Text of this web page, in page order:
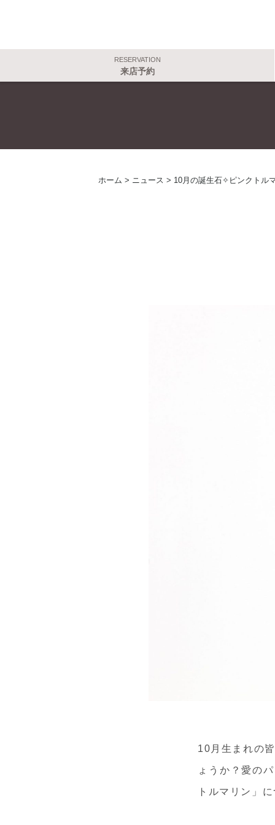
RESERVATION
来店予約
ホーム > ニュース > 10月の誕生石✧ピンクトル
10月生まれの
ょうか？愛の
トルマリン」